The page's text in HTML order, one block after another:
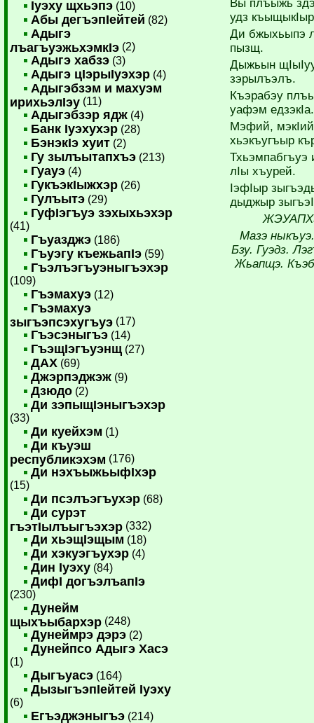
Iуэху щхьэпэ (10)
Абы дегъэпIейтей (82)
Адыгэ
лъагъуэжьхэмкIэ (2)
Адыгэ хабзэ (3)
Адыгэ цIэрыIуэхэр (4)
Адыгэбзэм и махуэм
ирихьэлIэу (11)
Адыгэбзэр ядж (4)
Банк Iуэхухэр (28)
БэнэкIэ хуит (2)
Гу зылъытапхъэ (213)
Гуауэ (4)
ГукъэкIыжхэр (26)
Гулъытэ (29)
ГуфIэгъуэ зэхыхьэхэр
(41)
Гъуазджэ (186)
Гъуэгу къежьапIэ (59)
Гъэлъэгъуэныгъэхэр
(109)
Гъэмахуэ (12)
Гъэмахуэ
зыгъэпсэхугъуэ (17)
Гъэсэныгъэ (14)
ГъэщIэгъуэнщ (27)
ДАХ (69)
Джэрпэджэж (9)
Дзюдо (2)
Ди зэпыщIэныгъэхэр
(33)
Ди куейхэм (1)
Ди къуэш
республикэхэм (176)
Ди нэхъыжьыфIхэр
(15)
Ди псэлъэгъухэр (68)
Ди сурэт
гъэтIылъыгъэхэр (332)
Ди хьэщIэщым (18)
Ди хэкуэгъухэр (4)
Дин Iуэху (84)
ДифI догъэлъапIэ
(230)
Дунейм
щыхъыбархэр (248)
Дунеймрэ дэрэ (2)
Дунейпсо Адыгэ Хасэ
(1)
Дыгъуасэ (164)
ДызыгъэпIейтей Iуэху
(6)
Егъэджэныгъэ (214)
Вы плъыжь
удз
Ди бжыхьыпэ
пызщ.
Дыжьын
зэрылъэлъ.
Къэрабэу
уафэм едзэкIа.
Мэфий,
хьэкъугъыр
Тхьэмпабгъуэ
лIы хъурей.
IэфIыр
дыджыр
Мазэ
Бзу. Гуэдз.
Жьапщэ.